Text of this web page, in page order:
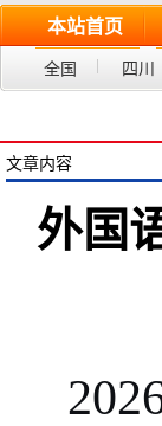
本站首页
全国 四川
文章内容
外国